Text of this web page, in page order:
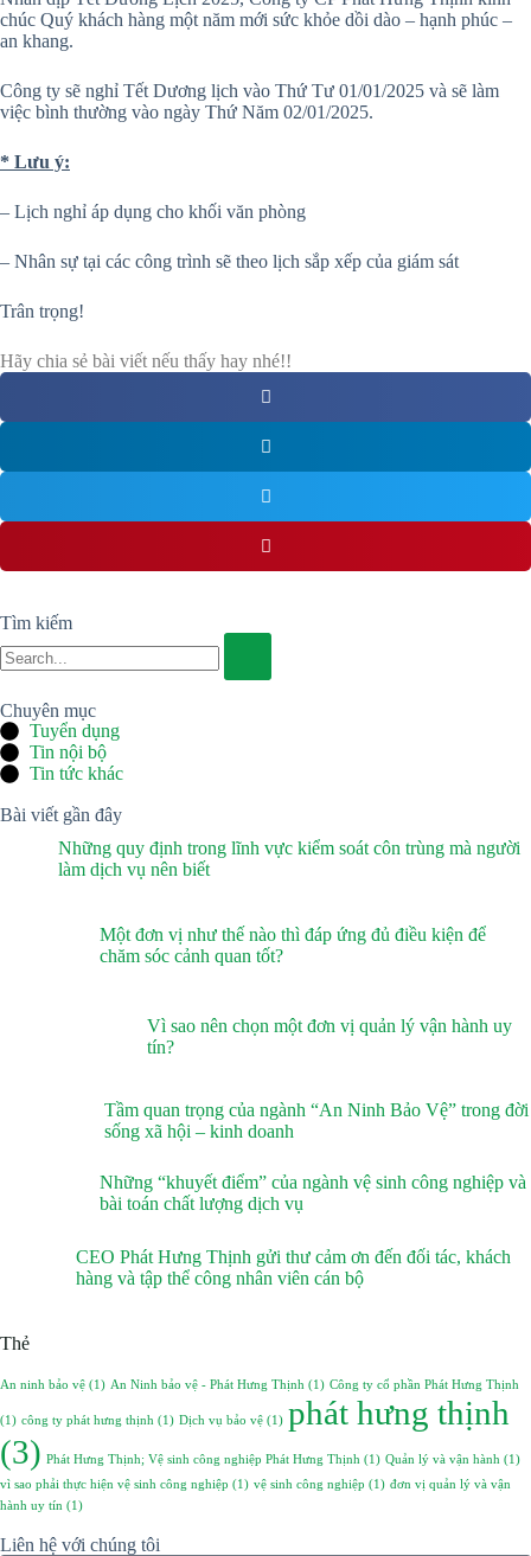
chúc Quý khách hàng một năm mới sức khỏe dồi dào – hạnh phúc –
an khang.
Công ty sẽ nghỉ Tết Dương lịch vào Thứ Tư 01/01/2025 và sẽ làm
việc bình thường vào ngày Thứ Năm 02/01/2025.
* Lưu ý:
– Lịch nghỉ áp dụng cho khối văn phòng
– Nhân sự tại các công trình sẽ theo lịch sắp xếp của giám sát
Trân trọng!
Hãy chia sẻ bài viết nếu thấy hay nhé!!
Tìm kiếm
Chuyên mục
Tuyển dụng
Tin nội bộ
Tin tức khác
Bài viết gần đây
Những quy định trong lĩnh vực kiểm soát côn trùng mà người
làm dịch vụ nên biết
Một đơn vị như thế nào thì đáp ứng đủ điều kiện để
chăm sóc cảnh quan tốt?
Vì sao nên chọn một đơn vị quản lý vận hành uy
tín?
Tầm quan trọng của ngành “An Ninh Bảo Vệ” trong đời
sống xã hội – kinh doanh
Những “khuyết điểm” của ngành vệ sinh công nghiệp và
bài toán chất lượng dịch vụ
CEO Phát Hưng Thịnh gửi thư cảm ơn đến đối tác, khách
hàng và tập thể công nhân viên cán bộ
Thẻ
An ninh bảo vệ (1) An Ninh bảo vệ - Phát Hưng Thịnh (1) Công ty cổ phần Phát Hưng Thịnh
(1) công ty phát hưng thịnh (1) Dịch vụ bảo vệ (1) phát hưng thịnh
(3) Phát Hưng Thịnh; Vệ sinh công nghiệp Phát Hưng Thịnh (1) Quản lý và vận hành (1)
vì sao phải thực hiện vệ sinh công nghiệp (1) vệ sinh công nghiệp (1) đơn vị quản lý và vận
hành uy tín (1)
Liên hệ với chúng tôi